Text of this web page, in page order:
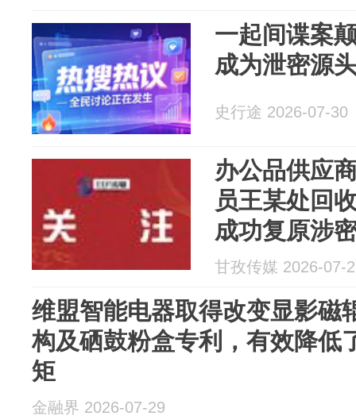
一起间谍案
成为泄密源
史行途 2026-07-30
办公品供应
员王某处回
成功复原涉
外……王某
甘孜传媒 2026-07-
维盟智能电器取得改变显影磁
构及硒鼓粉盒专利，有效降低
矩
金融界 2026-07-29